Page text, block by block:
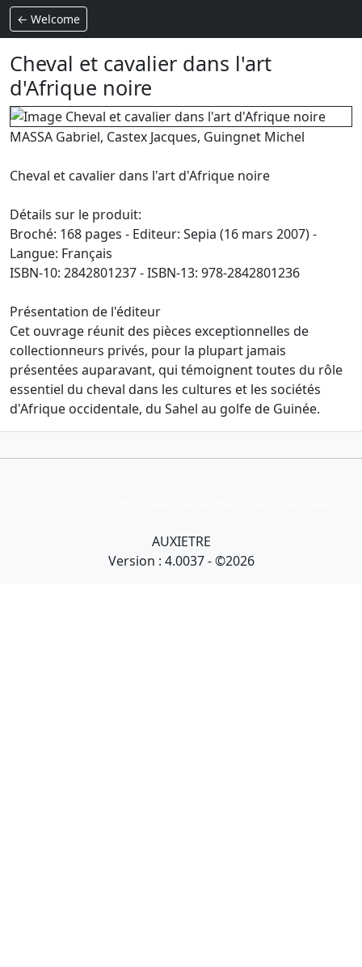
← Welcome
Cheval et cavalier dans l'art
d'Afrique noire
MASSA Gabriel, Castex Jacques, Guingnet Michel
Cheval et cavalier dans l'art d'Afrique noire
Détails sur le produit:
Broché: 168 pages - Editeur: Sepia (16 mars 2007) -
Langue: Français
ISBN-10: 2842801237 - ISBN-13: 978-2842801236
Présentation de l'éditeur
Cet ouvrage réunit des pièces exceptionnelles de
collectionneurs privés, pour la plupart jamais
présentées auparavant, qui témoignent toutes du rôle
essentiel du cheval dans les cultures et les sociétés
d'Afrique occidentale, du Sahel au golfe de Guinée.
AUXIETRE
Version : 4.0037 - ©2026